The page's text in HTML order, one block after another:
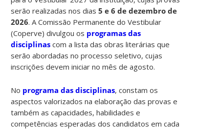
serão realizadas nos dias5 e 6 de dezembro de
2026. A Comissão Permanente do Vestibular
(Coperve) divulgou os programas das
disciplinas com a lista das obras literárias que
serão abordadas no processo seletivo, cujas
inscrições devem iniciar no mês de agosto.
No programa das disciplinas, constam os
aspectos valorizados na elaboração das provas e
também as capacidades, habilidades e
competências esperadas dos candidatos em cada